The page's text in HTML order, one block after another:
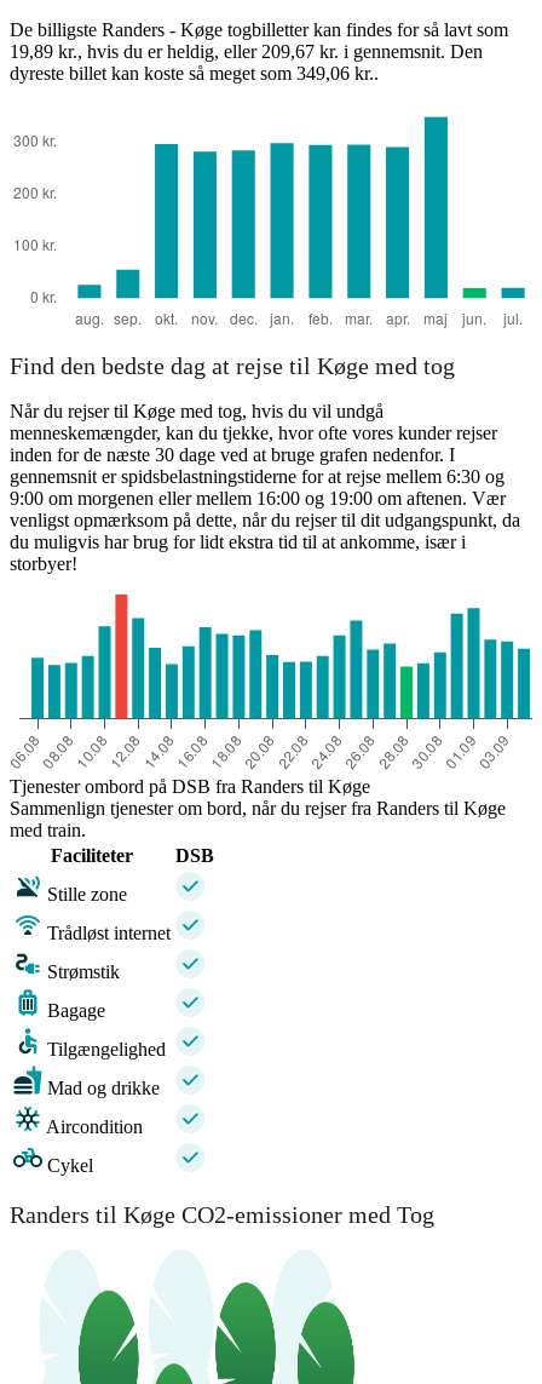
De billigste Randers - Køge togbilletter kan findes for så lavt som
19,89 kr., hvis du er heldig, eller 209,67 kr. i gennemsnit. Den
dyreste billet kan koste så meget som 349,06 kr..
Find den bedste dag at rejse til Køge med tog
Når du rejser til Køge med tog, hvis du vil undgå
menneskemængder, kan du tjekke, hvor ofte vores kunder rejser
inden for de næste 30 dage ved at bruge grafen nedenfor. I
gennemsnit er spidsbelastningstiderne for at rejse mellem 6:30 og
9:00 om morgenen eller mellem 16:00 og 19:00 om aftenen. Vær
venligst opmærksom på dette, når du rejser til dit udgangspunkt, da
du muligvis har brug for lidt ekstra tid til at ankomme, især i
storbyer!
Tjenester ombord på DSB fra Randers til Køge
Sammenlign tjenester om bord, når du rejser fra Randers til Køge
med train.
Faciliteter
DSB
Stille zone
Trådløst internet
Strømstik
Bagage
Tilgængelighed
Mad og drikke
Aircondition
Cykel
Randers til Køge CO2-emissioner med Tog